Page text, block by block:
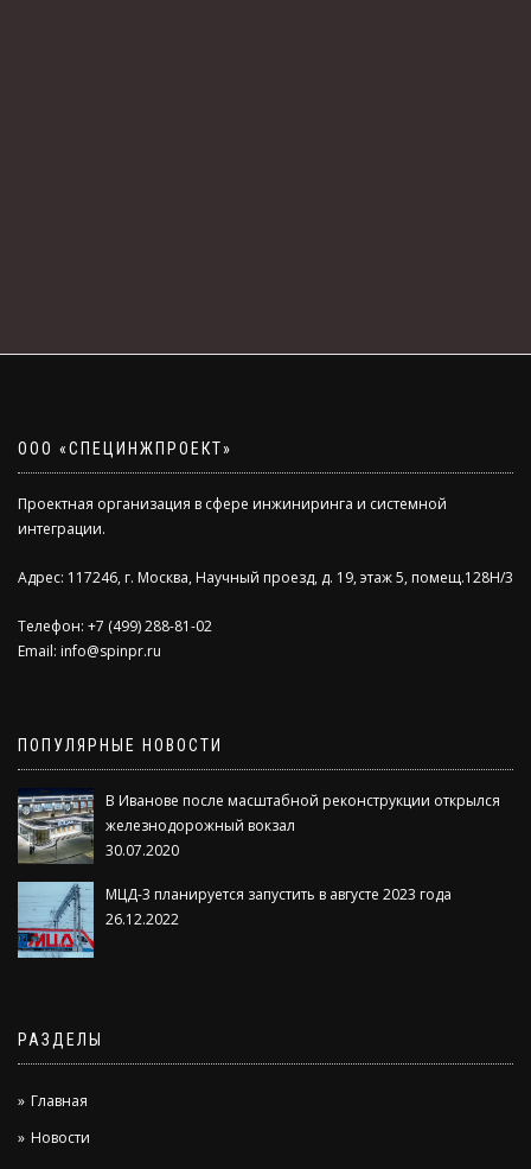
ООО «СПЕЦИНЖПРОЕКТ»
Проектная организация в сфере инжиниринга и системной
интеграции.
Адрес: 117246, г. Москва, Научный проезд, д. 19, этаж 5, помещ.128Н/3
Телефон: +7 (499) 288-81-02
Email: info@spinpr.ru
ПОПУЛЯРНЫЕ НОВОСТИ
В Иванове после масштабной реконструкции открылся
железнодорожный вокзал
30.07.2020
МЦД-3 планируется запустить в августе 2023 года
26.12.2022
РАЗДЕЛЫ
Главная
Новости